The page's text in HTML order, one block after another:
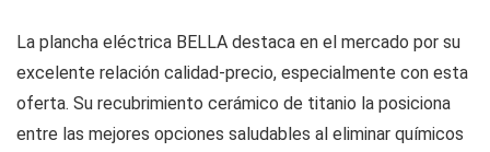
La plancha eléctrica BELLA destaca en el mercado por su
excelente relación calidad-precio, especialmente con esta
oferta. Su recubrimiento cerámico de titanio la posiciona
entre las mejores opciones saludables al eliminar químicos